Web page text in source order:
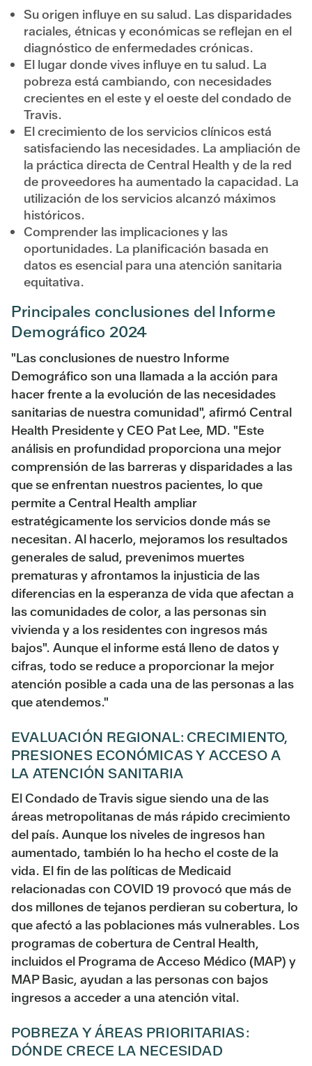
Su origen influye en su salud. Las disparidades
raciales, étnicas y económicas se reflejan en el
diagnóstico de enfermedades crónicas.
El lugar donde vives influye en tu salud. La
pobreza está cambiando, con necesidades
crecientes en el este y el oeste del condado de
Travis.
El crecimiento de los servicios clínicos está
satisfaciendo las necesidades. La ampliación de
la práctica directa de Central Health y de la red
de proveedores ha aumentado la capacidad. La
utilización de los servicios alcanzó máximos
históricos.
Comprender las implicaciones y las
oportunidades. La planificación basada en
datos es esencial para una atención sanitaria
equitativa.
Principales conclusiones del Informe
Demográfico 2024
"Las conclusiones de nuestro Informe
Demográfico son una llamada a la acción para
hacer frente a la evolución de las necesidades
sanitarias de nuestra comunidad", afirmó Central
Health Presidente y CEO Pat Lee, MD. "Este
análisis en profundidad proporciona una mejor
comprensión de las barreras y disparidades a las
que se enfrentan nuestros pacientes, lo que
permite a Central Health ampliar
estratégicamente los servicios donde más se
necesitan. Al hacerlo, mejoramos los resultados
generales de salud, prevenimos muertes
prematuras y afrontamos la injusticia de las
diferencias en la esperanza de vida que afectan a
las comunidades de color, a las personas sin
vivienda y a los residentes con ingresos más
bajos". Aunque el informe está lleno de datos y
cifras, todo se reduce a proporcionar la mejor
atención posible a cada una de las personas a las
que atendemos."
EVALUACIÓN REGIONAL: CRECIMIENTO,
PRESIONES ECONÓMICAS Y ACCESO A
LA ATENCIÓN SANITARIA
El Condado de Travis sigue siendo una de las
áreas metropolitanas de más rápido crecimiento
del país. Aunque los niveles de ingresos han
aumentado, también lo ha hecho el coste de la
vida. El fin de las políticas de Medicaid
relacionadas con COVID 19 provocó que más de
dos millones de tejanos perdieran su cobertura, lo
que afectó a las poblaciones más vulnerables. Los
programas de cobertura de Central Health,
incluidos el Programa de Acceso Médico (MAP) y
MAP Basic, ayudan a las personas con bajos
ingresos a acceder a una atención vital.
POBREZA Y ÁREAS PRIORITARIAS:
DÓNDE CRECE LA NECESIDAD